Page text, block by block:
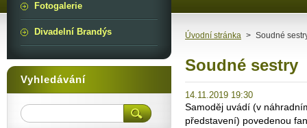
Úvodní stránka > Soudné
Soudné sestry
14.11.2019 19:30
Samoděj uvádí (v
představení) povedenou
Fotogalerie
Divadelní Brandýs
Vyhledávání